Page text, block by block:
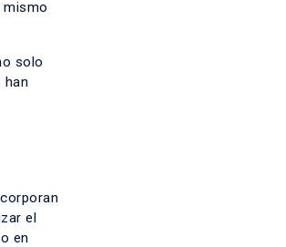
mismo
solo
han
el
en